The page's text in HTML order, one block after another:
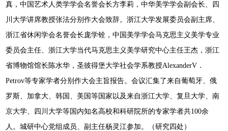
真，中国艺术人类学学会名誉会长方李莉，中华美学学会副会长、四
川大学讲席教授张法分别作大会致辞。浙江大学发展委员会副主席、
浙江省休闲学会名誉会长庞学铨，中国美学学会马克思主义美学专业
委员会主任、浙江大学当代马克思主义美学研究中心主任王杰，浙江
省博物馆馆长陈水华，圣彼得堡大学社会学系教授AlexanderV．
Petrov等专家学者分别作大会主旨报告。会议汇集了来自葡萄牙、俄
罗斯、加拿大、韩国、美国等国家以及来自浙江大学、复旦大学、南
京大学、四川大学等国内知名高校和科研院所的专家学者共100余
人。城研中心党组成员、副主任杨灵江参加。（研究四处）